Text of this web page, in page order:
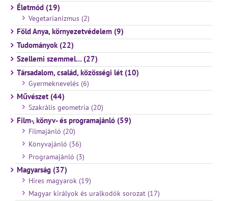
Életmód (19)
Vegetarianizmus (2)
Föld Anya, környezetvédelem (9)
Tudományok (22)
Szellemi szemmel… (27)
Társadalom, család, közösségi lét (10)
Gyermeknevelés (6)
Művészet (44)
Szakrális geometria (20)
Film-, könyv- és programajánló (59)
Filmajánló (20)
Könyvajánló (36)
Programajánló (3)
Magyarság (37)
Híres magyarok (19)
Magyar királyok és uralkodók sorozat (17)